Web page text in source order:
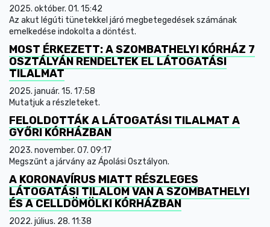
2025. október. 01. 15:42
Az akut légúti tünetekkel járó megbetegedések számának
emelkedése indokolta a döntést.
MOST ÉRKEZETT: A SZOMBATHELYI KÓRHÁZ 7
OSZTÁLYÁN RENDELTEK EL LÁTOGATÁSI
TILALMAT
2025. január. 15. 17:58
Mutatjuk a részleteket.
FELOLDOTTÁK A LÁTOGATÁSI TILALMAT A
GYŐRI KÓRHÁZBAN
2023. november. 07. 09:17
Megszűnt a járvány az Ápolási Osztályon.
A KORONAVÍRUS MIATT RÉSZLEGES
LÁTOGATÁSI TILALOM VAN A SZOMBATHELYI
ÉS A CELLDÖMÖLKI KÓRHÁZBAN
2022. július. 28. 11:38